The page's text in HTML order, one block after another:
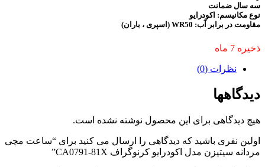
سه سال ضمانت
نوع مکانیسم: اکودرایو
مقاومت در برابر آب: WR50 (اسپری ، باران)
ذخیره 7 ماه
نظرات (0)
دیدگاهها
هیچ دیدگاهی برای این محصول نوشته نشده است.
اولین نفری باشید که دیدگاهی را ارسال می کنید برای “ساعت مچی
مردانه سیتیزن مدل اکودرایو کرنوگراف CA0791-81X”